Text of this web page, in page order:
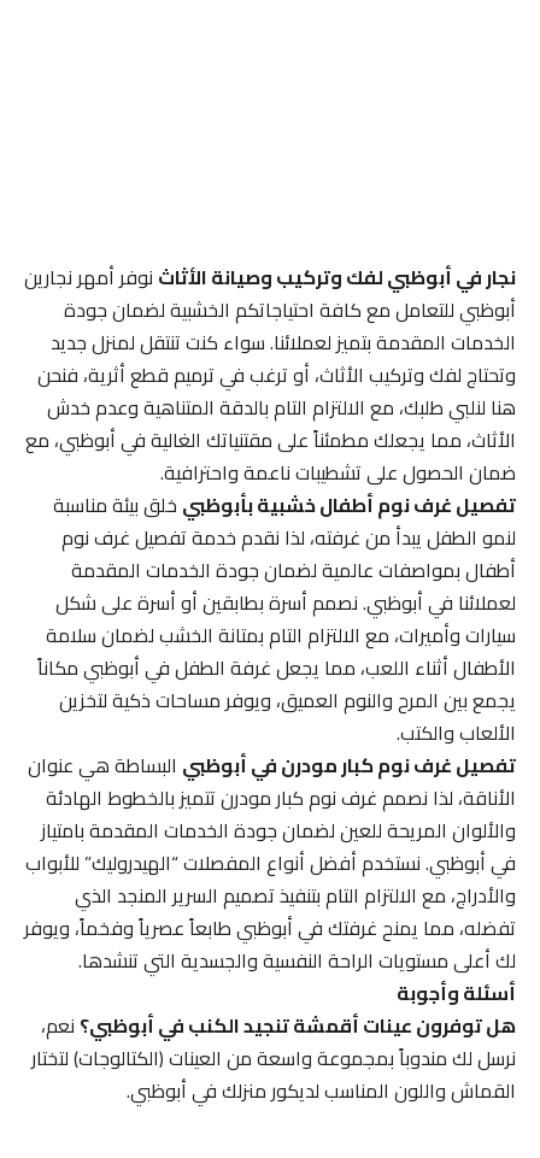
نجار في أبوظبي لفك وتركيب وصيانة الأثاثنوفر أمهر نجارين
أبوظبي للتعامل مع كافة احتياجاتكم الخشبية لضمان جودة
الخدمات المقدمة بتميز لعملائنا. سواء كنت تنتقل لمنزل جديد
وتحتاج لفك وتركيب الأثاث، أو ترغب في ترميم قطع أثرية، فنحن
هنا لنلبي طلبك، مع الالتزام التام بالدقة المتناهية وعدم خدش
الأثاث، مما يجعلك مطمئناً على مقتنياتك الغالية في أبوظبي، مع
ضمان الحصول على تشطيبات ناعمة واحترافية.
تفصيل غرف نوم أطفال خشبية بأبوظبيخلق بيئة مناسبة
لنمو الطفل يبدأ من غرفته، لذا نقدم خدمة تفصيل غرف نوم
أطفال بمواصفات عالمية لضمان جودة الخدمات المقدمة
لعملائنا في أبوظبي. نصمم أسرة بطابقين أو أسرة على شكل
سيارات وأميرات، مع الالتزام التام بمتانة الخشب لضمان سلامة
الأطفال أثناء اللعب، مما يجعل غرفة الطفل في أبوظبي مكاناً
يجمع بين المرح والنوم العميق، ويوفر مساحات ذكية لتخزين
الألعاب والكتب.
تفصيل غرف نوم كبار مودرن في أبوظبيالبساطة هي عنوان
الأناقة، لذا نصمم غرف نوم كبار مودرن تتميز بالخطوط الهادئة
والألوان المريحة للعين لضمان جودة الخدمات المقدمة بامتياز
في أبوظبي. نستخدم أفضل أنواع المفصلات “الهيدروليك” للأبواب
والأدراج، مع الالتزام التام بتنفيذ تصميم السرير المنجد الذي
تفضله، مما يمنح غرفتك في أبوظبي طابعاً عصرياً وفخماً، ويوفر
لك أعلى مستويات الراحة النفسية والجسدية التي تنشدها.
أسئلة وأجوبة
هل توفرون عينات أقمشة تنجيد الكنب في أبوظبي؟نعم،
نرسل لك مندوباً بمجموعة واسعة من العينات (الكتالوجات) لتختار
القماش واللون المناسب لديكور منزلك في أبوظبي.